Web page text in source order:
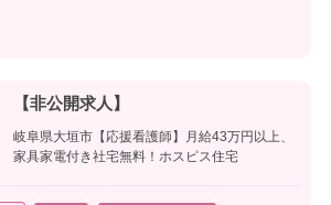
【非公開求人】
岐阜県大垣市【応援看護師】月給43万円以上、
家具家電付き社宅無料！ホスピス住宅